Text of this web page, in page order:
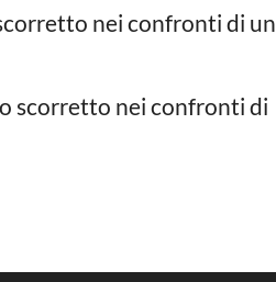
nei confronti di un
scorretto nei confronti di